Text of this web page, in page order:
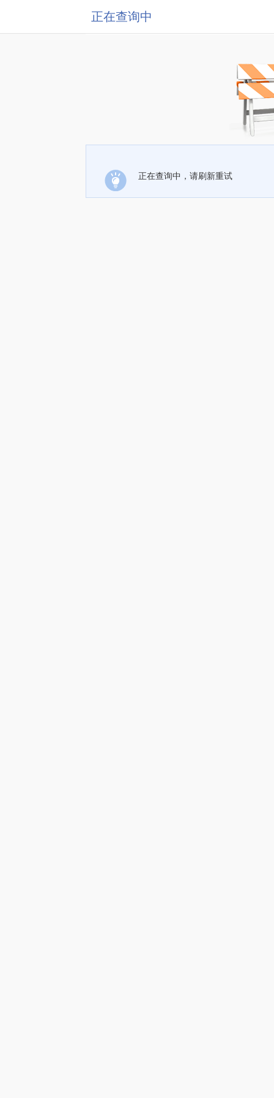
正在查询中
正在查询中，请刷新重试